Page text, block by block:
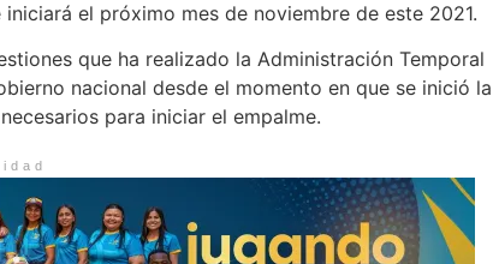
el próximo mes de noviembre de este 2021.
que ha realizado la Administración Temporal
nacional desde el momento en que se inició la
para iniciar el empalme.